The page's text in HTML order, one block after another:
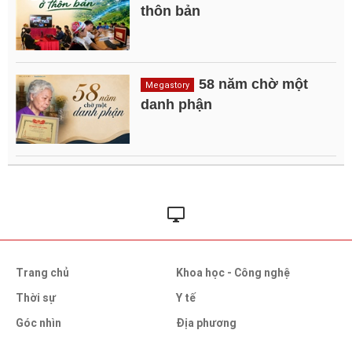
thôn bản
Megastory
58 năm chờ một
danh phận
Trang chủ
Thời sự
Góc nhìn
Khoa học - Công nghệ
Y tế
Địa phương